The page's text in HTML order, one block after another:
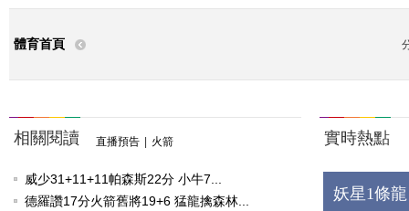
體育首頁
相關閱讀 直播預告 火箭
威少31+11+11帕森斯22分 小牛7...
德羅讚17分火箭舊將19+6 猛龍擒森林...
實時熱點
妖星1條